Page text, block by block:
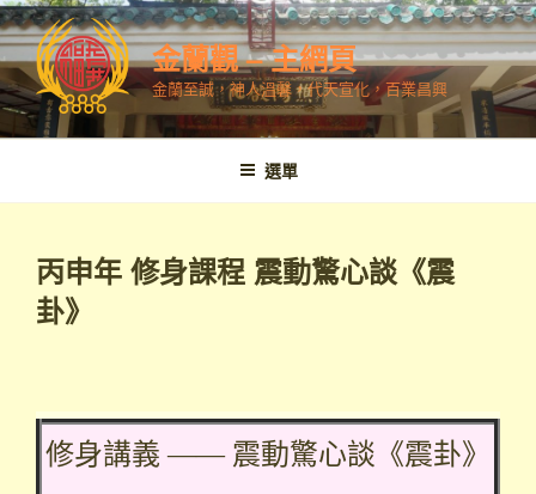
跳
至
內
容
金蘭觀 – 主網頁
金蘭至誠，神人溫馨，代天宣化，百業昌興
選單
丙申年 修身課程 震動驚心談《震
卦》
修身講義 —— 震動驚心談《震卦》